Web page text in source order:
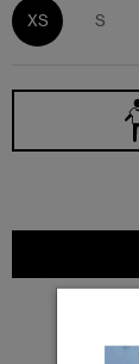
XS S